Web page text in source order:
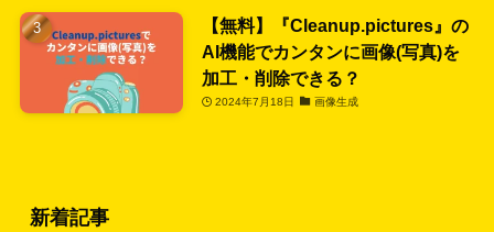
【無料】『Cleanup.pictures』の
AI機能でカンタンに画像(写真)を
加工・削除できる？
2024年7月18日 画像生成
新着記事